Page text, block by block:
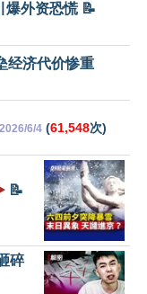
外资恐慌 📝
经济代价惨重
2026/6/4 (61,548次)
📝
碎